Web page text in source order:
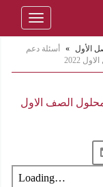
Toggle
الأول »
أسئلة دعم
2022
محلول الصف الاول